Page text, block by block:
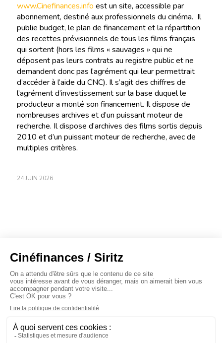
www.Cinefinances.info est un site, accessible par
abonnement, destiné aux professionnels du cinéma. Il
publie budget, le plan de financement et la répartition
des recettes prévisionnels de tous les films français
qui sortent (hors les films « sauvages » qui ne
déposent pas leurs contrats au registre public et ne
demandent donc pas l’agrément qui leur permettrait
d’accéder à l’aide du CNC). Il s’agit des chiffres de
l’agrément d’investissement sur la base duquel le
producteur a monté son financement. Il dispose de
nombreuses archives et d’un puissant moteur de
recherche. Il dispose d’archives des films sortis depuis
2010 et d’un puissant moteur de recherche, avec de
multiples critères.
24 JUIN 2026
À propos
Baromètres
Cinéscoop
Éditorial
Le Carrefour